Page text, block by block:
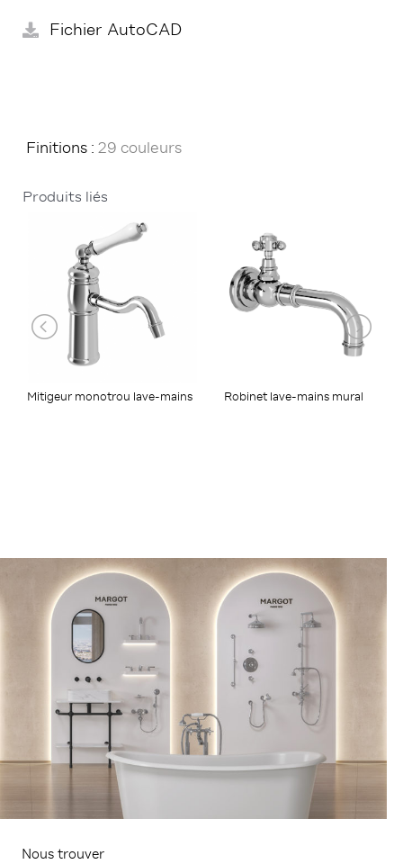
Fichier AutoCAD
Finitions : 29 couleurs
Produits liés
Mitigeur monotrou lave-mains Robinet lave-mains mural
Nous trouver